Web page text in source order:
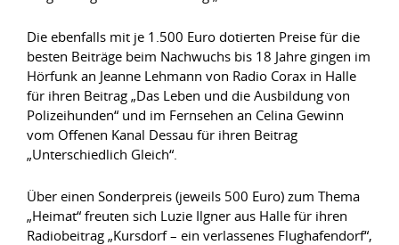
Die ebenfalls mit je 1.500 Euro dotierten Preise für die
besten Beiträge beim Nachwuchs bis 18 Jahre gingen im
Hörfunk an Jeanne Lehmann von Radio Corax in Halle
für ihren Beitrag „Das Leben und die Ausbildung von
Polizeihunden“ und im Fernsehen an Celina Gewinn
vom Offenen Kanal Dessau für ihren Beitrag
„Unterschiedlich Gleich“.
Über einen Sonderpreis (jeweils 500 Euro) zum Thema
„Heimat“ freuten sich Luzie Ilgner aus Halle für ihren
Radiobeitrag „Kursdorf – ein verlassenes Flughafendorf“,